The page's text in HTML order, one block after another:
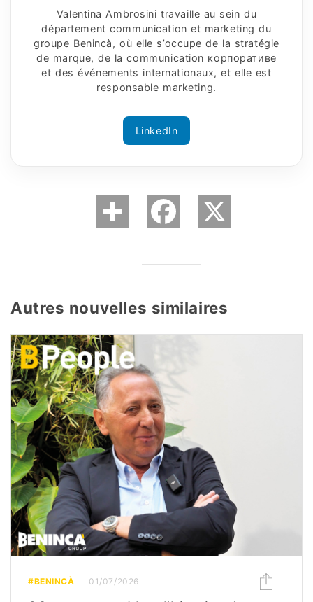
Valentina Ambrosini travaille au sein du
département communication et marketing du
groupe Benincà, où elle s’occupe de la stratégie
de marque, de la communication корпоративe
et des événements internationaux, et elle est
responsable marketing.
LinkedIn
Autres nouvelles similaires
#BENINCÀ 01/07/2026